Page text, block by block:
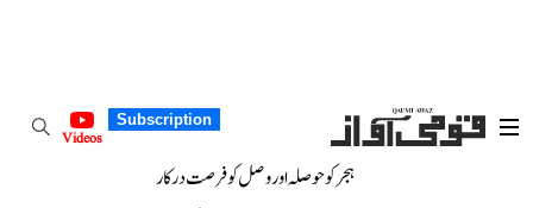
Subscription
Videos
ہجر کو حوصلہ اور وصل کو فرصت درکار